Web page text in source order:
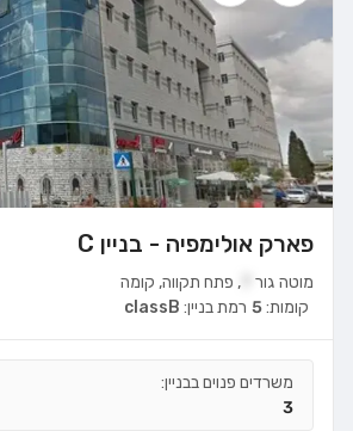
פארק אולימפיה - בניין C
מוטה גור , פתח תקווה, קומה
רמת בניין: classB קומות:5
משרדים פנוים בבניין:
3